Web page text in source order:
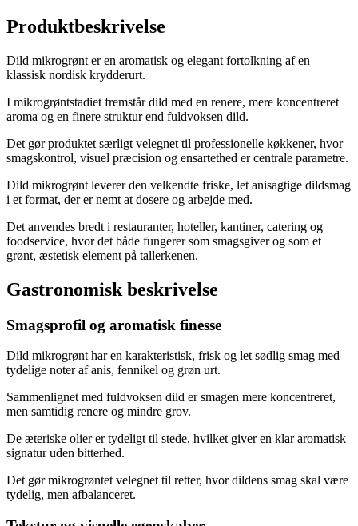
Produktbeskrivelse
Dild mikrogrønt er en aromatisk og elegant fortolkning af en
klassisk nordisk krydderurt.
I mikrogrøntstadiet fremstår dild med en renere, mere koncentreret
aroma og en finere struktur end fuldvoksen dild.
Det gør produktet særligt velegnet til professionelle køkkener, hvor
smagskontrol, visuel præcision og ensartethed er centrale parametre.
Dild mikrogrønt leverer den velkendte friske, let anisagtige dildsmag
i et format, der er nemt at dosere og arbejde med.
Det anvendes bredt i restauranter, hoteller, kantiner, catering og
foodservice, hvor det både fungerer som smagsgiver og som et
grønt, æstetisk element på tallerkenen.
Gastronomisk beskrivelse
Smagsprofil og aromatisk finesse
Dild mikrogrønt har en karakteristisk, frisk og let sødlig smag med
tydelige noter af anis, fennikel og grøn urt.
Sammenlignet med fuldvoksen dild er smagen mere koncentreret,
men samtidig renere og mindre grov.
De æteriske olier er tydeligt til stede, hvilket giver en klar aromatisk
signatur uden bitterhed.
Det gør mikrogrøntet velegnet til retter, hvor dildens smag skal være
tydelig, men afbalanceret.